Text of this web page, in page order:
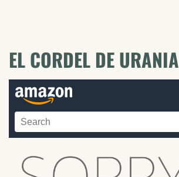
EL CORDEL DE URANIA